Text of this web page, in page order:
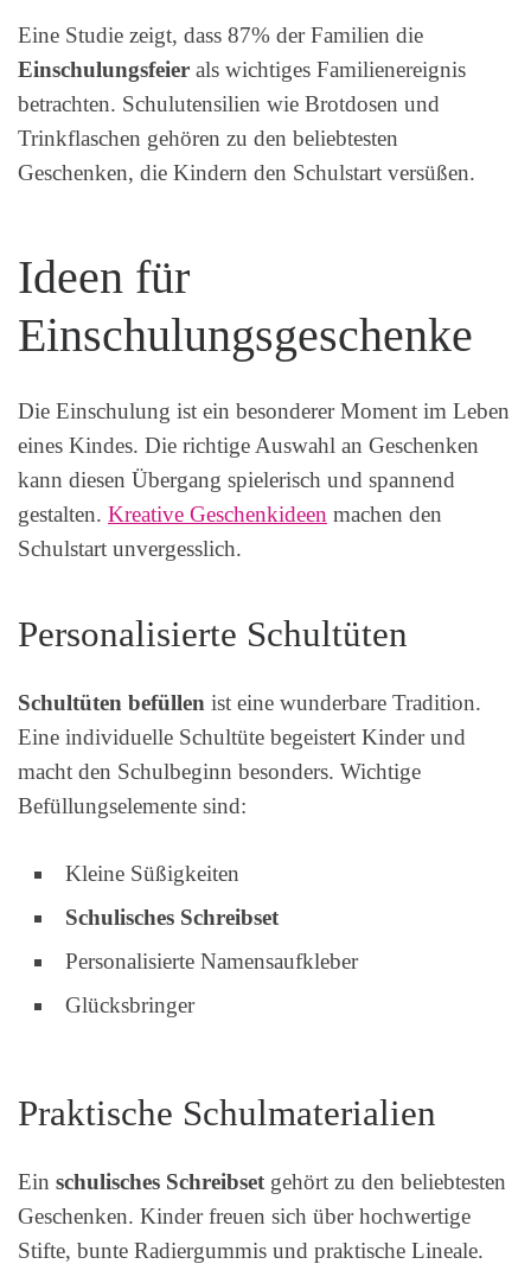
Eine Studie zeigt, dass 87% der Familien die
Einschulungsfeier als wichtiges Familienereignis
betrachten. Schulutensilien wie Brotdosen und
Trinkflaschen gehören zu den beliebtesten
Geschenken, die Kindern den Schulstart versüßen.
Ideen für
Einschulungsgeschenke
Die Einschulung ist ein besonderer Moment im Leben
eines Kindes. Die richtige Auswahl an Geschenken
kann diesen Übergang spielerisch und spannend
gestalten. Kreative Geschenkideen machen den
Schulstart unvergesslich.
Personalisierte Schultüten
Schultüten befüllen ist eine wunderbare Tradition.
Eine individuelle Schultüte begeistert Kinder und
macht den Schulbeginn besonders. Wichtige
Befüllungselemente sind:
Kleine Süßigkeiten
Schulisches Schreibset
Personalisierte Namensaufkleber
Glücksbringer
Praktische Schulmaterialien
Ein schulisches Schreibset gehört zu den beliebtesten
Geschenken. Kinder freuen sich über hochwertige
Stifte, bunte Radiergummis und praktische Lineale.